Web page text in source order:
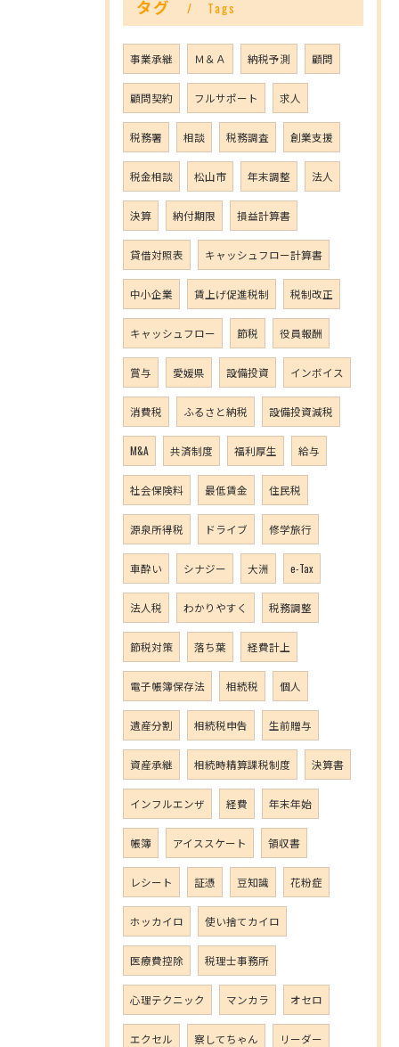
タグ Tags
事業承継 Ｍ＆Ａ 納税予測 顧問
顧問契約 フルサポート 求人
税務署 相談 税務調査 創業支援
税金相談 松山市 年末調整 法人
決算 納付期限 損益計算書
貸借対照表 キャッシュフロー計算書
中小企業 賃上げ促進税制 税制改正
キャッシュフロー 節税 役員報酬
賞与 愛媛県 設備投資 インボイス
消費税 ふるさと納税 設備投資減税
M&A 共済制度 福利厚生 給与
社会保険料 最低賃金 住民税
源泉所得税 ドライブ 修学旅行
車酔い シナジー 大洲 e-Tax
法人税 わかりやすく 税務調整
節税対策 落ち葉 経費計上
電子帳簿保存法 相続税 個人
遺産分割 相続税申告 生前贈与
資産承継 相続時精算課税制度 決算書
インフルエンザ 経費 年末年始
帳簿 アイススケート 領収書
レシート 証憑 豆知識 花粉症
ホッカイロ 使い捨てカイロ
医療費控除 税理士事務所
心理テクニック マンカラ オセロ
エクセル 察してちゃん リーダー